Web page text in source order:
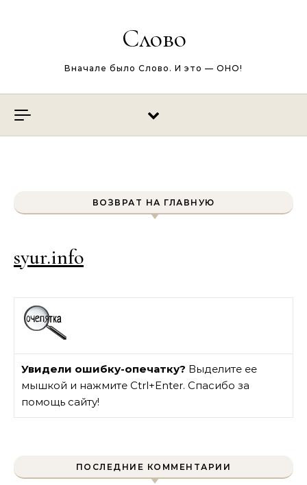
Слово
Вначале было Слово. И это — ОНО!
ВОЗВРАТ НА ГЛАВНУЮ
syur.info
Увидели ошибку-опечатку? Выделите ее
мышкой и нажмите Ctrl+Enter. Спасибо за
помощь сайту!
ПОСЛЕДНИЕ КОММЕНТАРИИ